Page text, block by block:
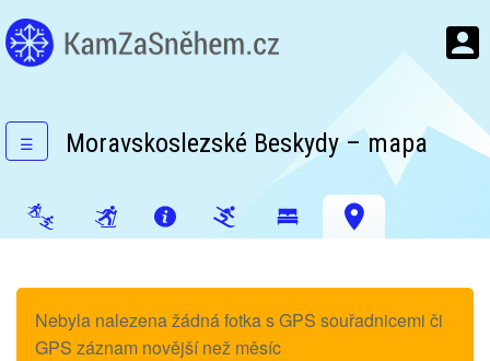
☰ Moravskoslezské Beskydy – mapa
Nebyla nalezena žádná fotka s GPS souřadnicemi či
GPS záznam novější než měsíc